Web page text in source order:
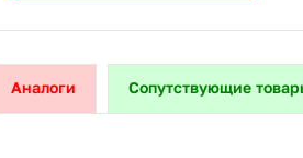
Аналоги Сопутствующие